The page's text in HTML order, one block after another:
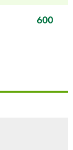
600